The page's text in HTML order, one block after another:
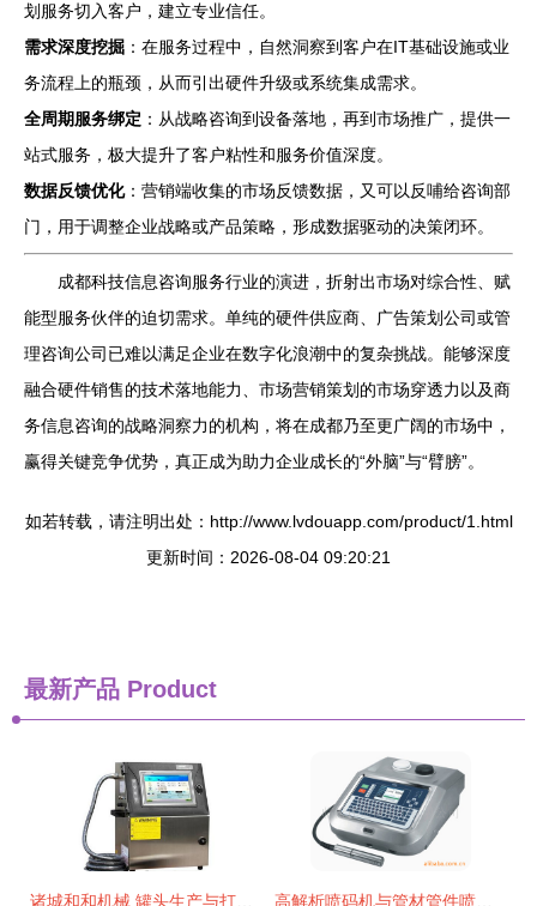
划服务切入客户，建立专业信任。
需求深度挖掘 ：在服务过程中，自然洞察到客户在IT基础设施或业
务流程上的瓶颈，从而引出硬件升级或系统集成需求。
全周期服务绑定 ：从战略咨询到设备落地，再到市场推广，提供一
站式服务，极大提升了客户粘性和服务价值深度。
数据反馈优化：营销端收集的市场反馈数据，又可以反哺给咨询部
门，用于调整企业战略或产品策略，形成数据驱动的决策闭环。
成都科技信息咨询服务行业的演进，折射出市场对综合性、赋
能型服务伙伴的迫切需求。单纯的硬件供应商、广告策划公司或管
理咨询公司已难以满足企业在数字化浪潮中的复杂挑战。能够深度
融合硬件销售的技术落地能力、市场营销策划的市场穿透力以及商
务信息咨询的战略洞察力的机构，将在成都乃至更广阔的市场中，
赢得关键竞争优势，真正成为助力企业成长的“外脑”与“臂膀”。
如若转载，请注明出处：http://www.lvdouapp.com/product/1.html
更新时间：2026-08-04 09:20:21
最新产品 Product